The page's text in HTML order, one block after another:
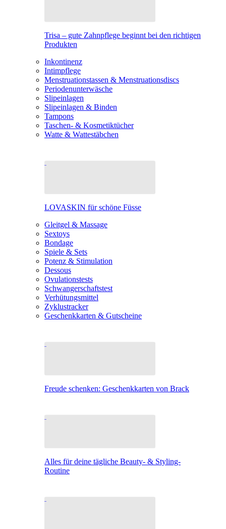
Trisa – gute Zahnpflege beginnt bei den richtigen
Produkten
Inkontinenz
Intimpflege
Menstruationstassen & Menstruationsdiscs
Periodenunterwäsche
Slipeinlagen
Slipeinlagen & Binden
Tampons
Taschen- & Kosmetiktücher
Watte & Wattestäbchen
LOVASKIN für schöne Füsse
Gleitgel & Massage
Sextoys
Bondage
Spiele & Sets
Potenz & Stimulation
Dessous
Ovulationstests
Schwangerschaftstest
Verhütungsmittel
Zyklustracker
Geschenkkarten & Gutscheine
Freude schenken: Geschenkkarten von Brack
Alles für deine tägliche Beauty- & Styling-
Routine